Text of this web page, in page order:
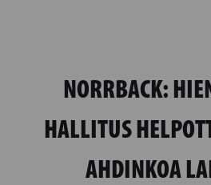
NORRBACK:
HALLITUS
AHDINKOA